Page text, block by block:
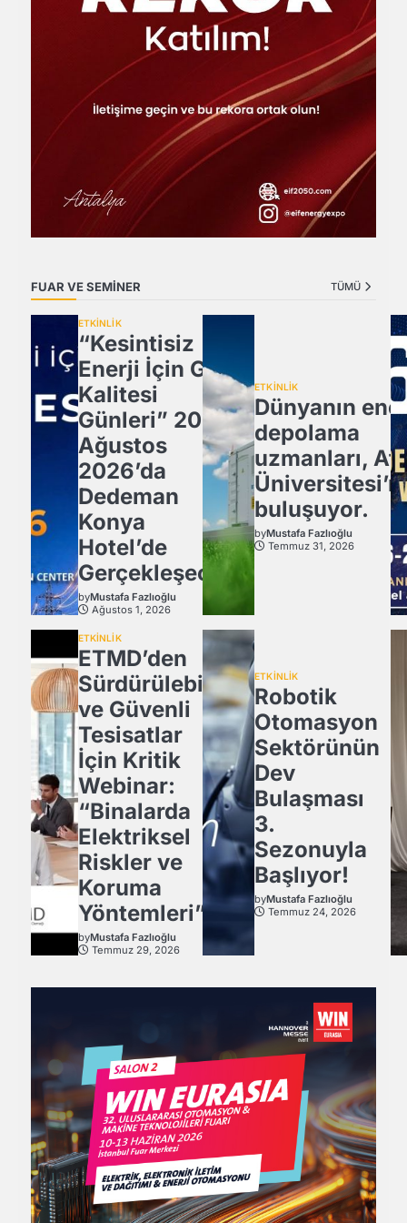
FUAR VE SEMİNER TÜMÜ
ETKİNLİK
“Kesintisiz
Enerji İçin Güç
Kalitesi
Günleri” 20
Ağustos
2026’da
Dedeman
Konya
Hotel’de
Gerçekleşecek
byMustafa Fazlıoğlu
Ağustos 1, 2026
ETKİNLİK
Dünyanın
depolama
uzmanları,
buluşuyor.
byMustafa Fazlıoğlu
Temmuz 31, 2026
ETKİNLİK
ETMD’den
Sürdürülebilir
ve Güvenli
Tesisatlar
İçin Kritik
Webinar:
“Binalarda
Elektriksel
Riskler ve
Koruma
Yöntemleri”
byMustafa Fazlıoğlu
Temmuz 29, 2026
ETKİNLİK
Robotik
Otomasyon
Sektörünün
Dev
Bulaşması
3.
Sezonuyla
Başlıyor!
byMustafa Fazlıoğlu
Temmuz 24, 2026